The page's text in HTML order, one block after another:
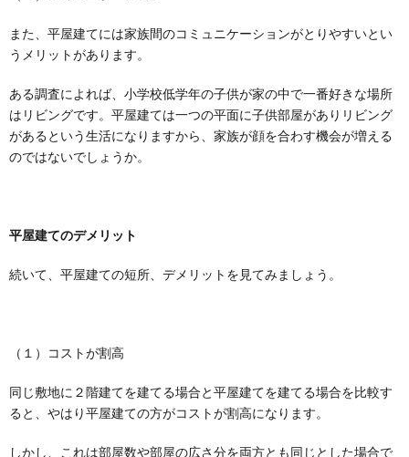
また、平屋建てには家族間のコミュニケーションがとりやすいとい
うメリットがあります。
ある調査によれば、小学校低学年の子供が家の中で一番好きな場所
はリビングです。平屋建ては一つの平面に子供部屋がありリビング
があるという生活になりますから、家族が顔を合わす機会が増える
のではないでしょうか。
平屋建てのデメリット
続いて、平屋建ての短所、デメリットを見てみましょう。
（１）コストが割高
同じ敷地に２階建てを建てる場合と平屋建てを建てる場合を比較す
ると、やはり平屋建ての方がコストが割高になります。
しかし、これは部屋数や部屋の広さ分を両方とも同じとした場合で